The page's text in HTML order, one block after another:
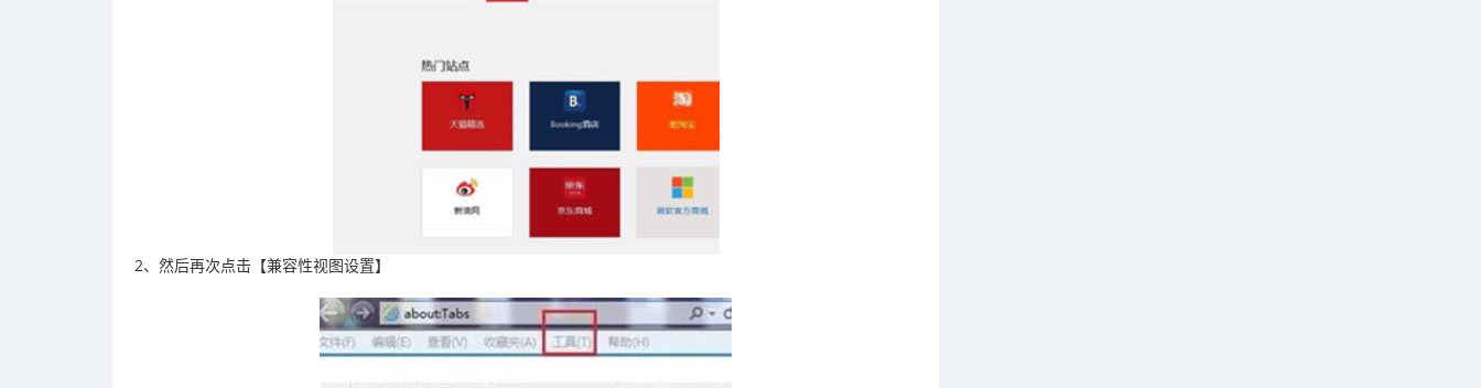
2、然后再次点击【兼容性视图设置】